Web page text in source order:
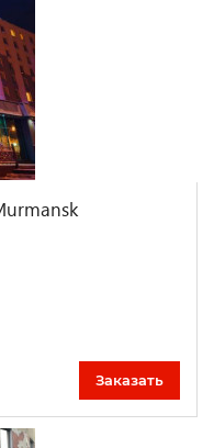
Заказать